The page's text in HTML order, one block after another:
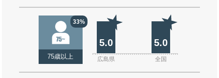
33%
75歳以上
5.0 5.0
広島県 全国